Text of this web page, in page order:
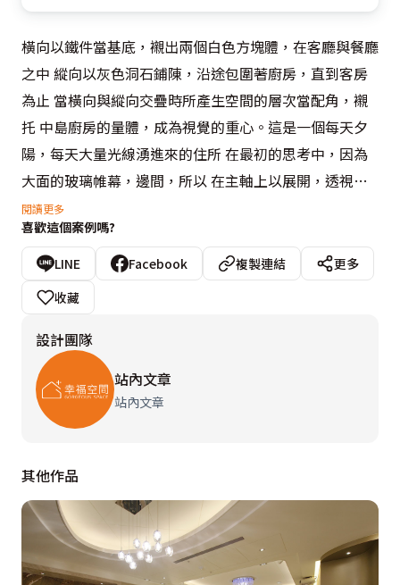
橫向以鐵件當基底，襯出兩個白色方塊體，在客廳與餐廳
之中 縱向以灰色洞石鋪陳，沿途包圍著廚房，直到客房
為止 當橫向與縱向交疊時所產生空間的層次當配角，襯
托 中島廚房的量體，成為視覺的重心。這是一個每天夕
陽，每天大量光線湧進來的住所 在最初的思考中，因為
大面的玻璃帷幕，邊間，所以 在主軸上以展開，透視是
本案特色
閱讀更多
喜歡這個案例嗎?
LINE Facebook 複製連結
更多
收藏
設計團隊
站內文章
站內文章
其他作品